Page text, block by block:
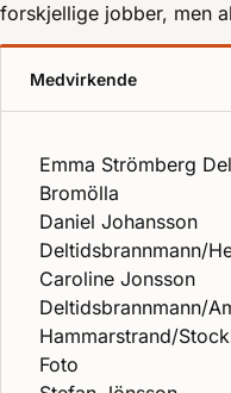
forskjellige jobber, men
Medvirkende
Emma Strömberg
Bromölla
Daniel Johansson
Deltidsbrannmann/
Caroline Jonsson
Deltidsbrannmann/
Hammarstrand/
Foto